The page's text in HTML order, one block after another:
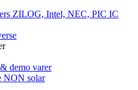
ZILOG, Intel, NEC, PIC IC
demo varer
NON solar